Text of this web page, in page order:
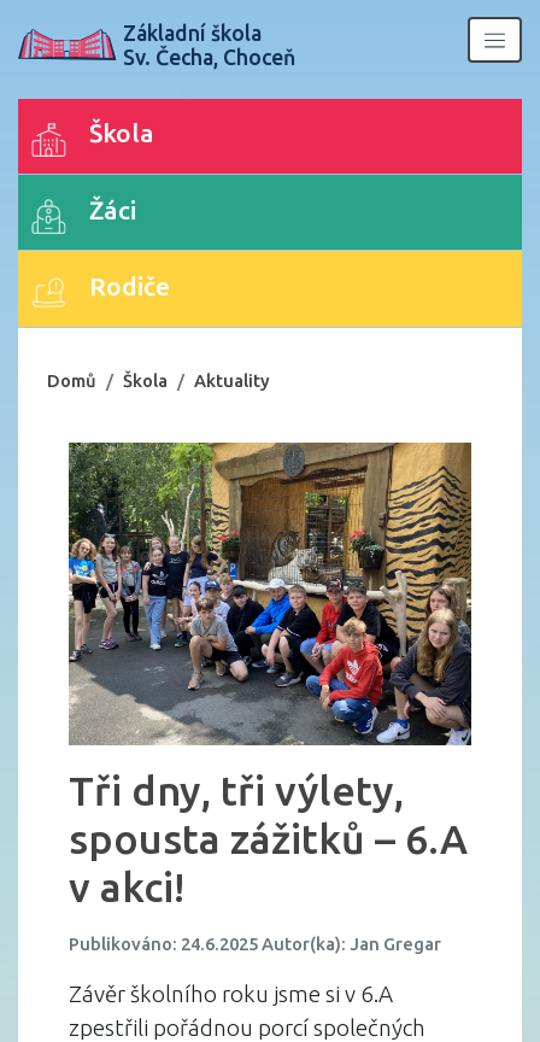
Základní škola
Sv. Čecha, Choceň
Škola
Žáci
Rodiče
Domů Škola Aktuality
Tři dny, tři výlety,
spousta zážitků – 6.A
v akci!
Publikováno: 24.6.2025 Autor(ka): Jan Gregar
Závěr školního roku jsme si v 6.A
zpestřili pořádnou porcí společných